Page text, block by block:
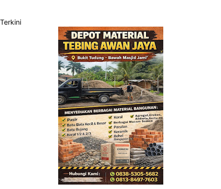
Terkini